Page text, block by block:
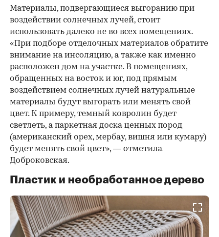
Материалы, подвергающиеся выгоранию при
воздействии солнечных лучей, стоит
использовать далеко не во всех помещениях.
«При подборе отделочных материалов обратите
внимание на инсоляцию, а также как именно
расположен дом на участке. В помещениях,
обращенных на восток и юг, под прямым
воздействием солнечных лучей натуральные
материалы будут выгорать или менять свой
цвет. К примеру, темный ковролин будет
светлеть, а паркетная доска ценных пород
(американский орех, мербау, вишня или кумару)
будет менять свой цвет», — отметила
Доброковская.
Пластик и необработанное дерево